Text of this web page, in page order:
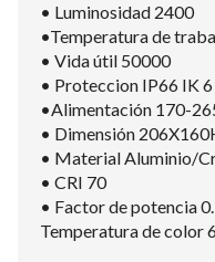
• Luminosidad 2400
•Temperatura de
• Vida útil 50000
• Proteccion IP66 IK 6
•Alimentación 170-
• Dimensión
• Material Aluminio/
• CRI 70
• Factor de potencia
Temperatura de color